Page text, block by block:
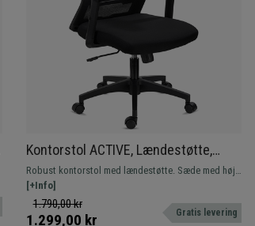
Kontorstol ACTIVE, Lændestøtte,
Justerbare Armlæn, Komfortabel Og
Robust, Sort
Robust kontorstol med lændestøtte. Sæde med høj
densitet og justerbare armlæn for optimal komfort.
[+Info]
1.790,00 kr
1.299,00 kr Gratis levering